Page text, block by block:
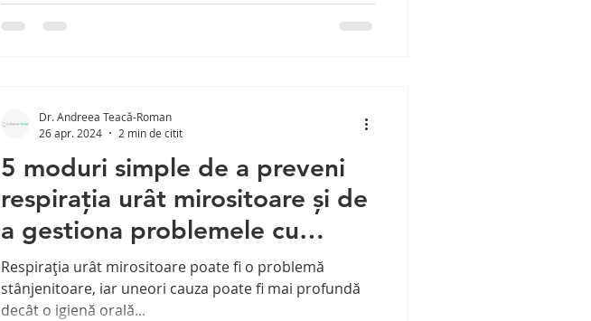
5 moduri simple de a preveni
respirația urât mirositoare și de
a gestiona problemele cu
molarii de minte
Respirația urât mirositoare poate fi o problemă
stânjenitoare, iar uneori cauza poate fi mai profundă
decât o igienă orală...
Dr. Andreea Teacă-Roman
26 apr. 2024
2 min de citit